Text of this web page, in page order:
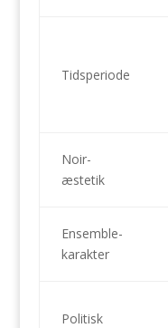
Tidsperiode
Noir-
æstetik
Ensemble-
karakter
Politisk